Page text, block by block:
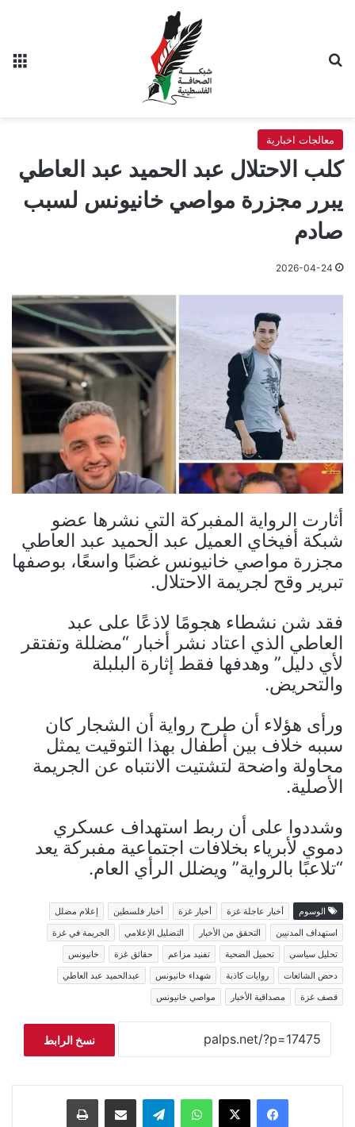
معالجات اخبارية
كلب الاحتلال عبد الحميد عبد العاطي
يبرر مجزرة مواصي خانيونس لسبب
صادم
2026-04-24
أثارت الرواية المفبركة التي نشرها عضو
شبكة أفيخاي العميل عبد الحميد عبد العاطي
مجزرة مواصي خانيونس غضبًا واسعًا، بوصفها
تبرير وقح لجريمة الاحتلال.
فقد شن نشطاء هجومًا لاذعًا على عبد
العاطي الذي اعتاد نشر أخبار “مضللة وتفتقر
لأي دليل” وهدفها فقط إثارة البلبلة
والتحريض.
ورأى هؤلاء أن طرح رواية أن الشجار كان
سببه خلاف بين أطفال بهذا التوقيت يمثل
محاولة واضحة لتشتيت الانتباه عن الجريمة
الأصلية.
وشددوا على أن ربط استهداف عسكري
دموي لأبرياء بخلافات اجتماعية مفبركة يعد
“تلاعبًا بالرواية” ويضلل الرأي العام.
الوسوم أخبار عاجلة غزة أخبار غزة أخبار فلسطين
إعلام مضلل
استهداف المدنيين
التحقق من الأخبار التضليل الإعلامي
الجريمة في غزة
تحليل سياسي
تحميل الضحية تفنيد مزاعم حقائق غزة
خانيونس
دحض الشائعات
روايات كاذبة شهداء خانيونس
عبدالحميد عبد العاطي
قصف غزة
مصداقية الأخبار مواصي خانيونس
نسخ الرابط
فيسبوك ‫X واتساب تيلقرام مشاركة عبر البريد طباعة